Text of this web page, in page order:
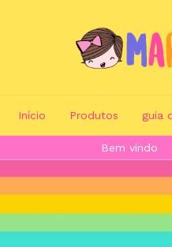
cadastre-se
Início Produtos guia